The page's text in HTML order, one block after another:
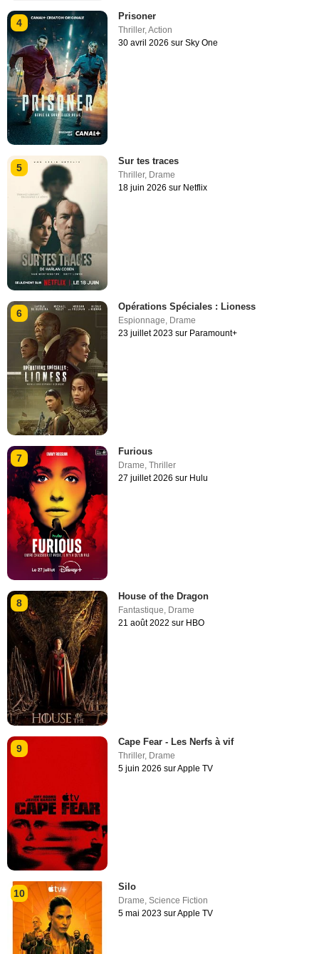
4
Prisoner
Thriller,Action
30 avril 2026 sur Sky One
5
Sur tes traces
Thriller, Drame
18 juin 2026 sur Netflix
6
Opérations Spéciales : Lioness
Espionnage Drame
23 juillet 2023 sur Paramount+
7
Furious
Drame,Thriller
27 juillet 2026 sur Hulu
8
House of the Dragon
Fantastique, Drame
21 août 2022 sur HBO
9
Cape Fear - Les Nerfs à vif
Thriller, Drame
5 juin 2026 sur Apple TV
10
Silo
Drame,Science Fiction
5 mai 2023 sur Apple TV